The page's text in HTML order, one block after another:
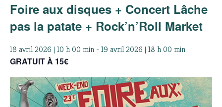
Foire aux disques + Concert Lâche
pas la patate + Rock’n’Roll Market
18 avril 2026 | 10 h 00 min - 19 avril 2026 | 18 h 00 min
GRATUIT À 15€